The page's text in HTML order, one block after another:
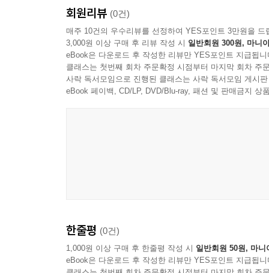
★ Ziggy 지기 / 66
Uptown Girl 업타운 걸 / 67
Twist, Twist 트위스트 / 68
Yodel Trouble 요들 트러블 / 69
Rivers of Babylon 바빌론 강 / 70
Hold Me Now 홀드 미 나우 / 72
IKO IKO 아이코 아이코 / 84
Silver Bells 실버벨 / 88
Christmas Song 크리스마스 송 라인댄스 / 89
회원리뷰 (0건)
매주 10건의 우수리뷰를 선정하여 YES포인트 3만원을 드
3,000원 이상 구매 후 리뷰 작성 시 일반회원 300원, 마니
eBook은 다운로드 후 작성한 리뷰만 YES포인트 지급됩니
클래스는 첫번째 회차 주문확정 시점부터 마지막 회차 주
사락 독서모임으로 진행된 클래스는 사락 독서모임 게시
eBook 페이백, CD/LP, DVD/Blu-ray, 패션 및 판매금지 상
한줄평 (0건)
1,000원 이상 구매 후 한줄평 작성 시 일반회원 50원, 마니
eBook은 다운로드 후 작성한 리뷰만 YES포인트 지급됩니